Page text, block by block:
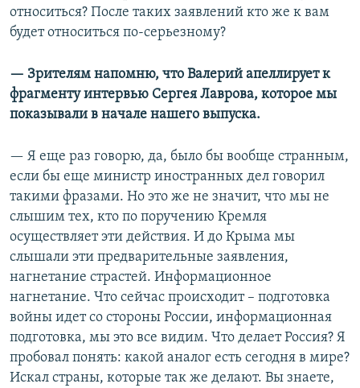
относиться? После таких заявлений кто же к вам
будет относиться по-серьезному?
— Зрителям напомню, что Валерий апеллирует к
фрагменту интервью Сергея Лаврова, которое мы
показывали в начале нашего выпуска.
— Я еще раз говорю, да, было бы вообще странным,
если бы еще министр иностранных дел говорил
такими фразами. Но это же не значит, что мы не
слышим тех, кто по поручению Кремля
осуществляет эти действия. И до Крыма мы
слышали эти предварительные заявления,
нагнетание страстей. Информационное
нагнетание. Что сейчас происходит – подготовка
войны идет со стороны России, информационная
подготовка, мы это все видим. Что делает Россия? Я
пробовал понять: какой аналог есть сегодня в мире?
Искал страны, которые так же делают. Вы знаете,